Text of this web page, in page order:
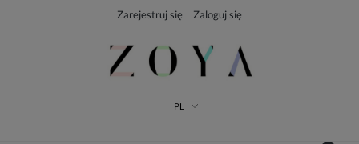
Zarejestruj się Zaloguj się
PL